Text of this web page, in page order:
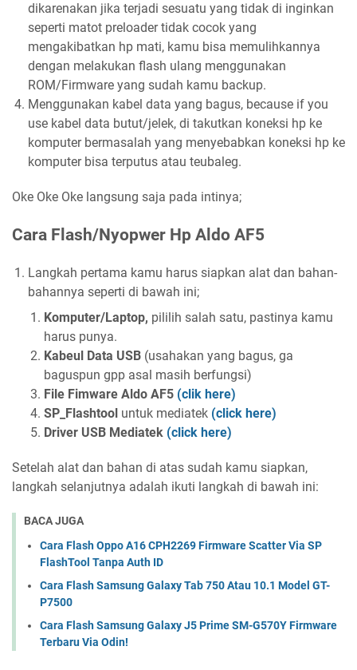
dikarenakan jika terjadi sesuatu yang tidak di inginkan
seperti matot preloader tidak cocok yang
mengakibatkan hp mati, kamu bisa memulihkannya
dengan melakukan flash ulang menggunakan
ROM/Firmware yang sudah kamu backup.
Menggunakan kabel data yang bagus, because if you
use kabel data butut/jelek, di takutkan koneksi hp ke
komputer bermasalah yang menyebabkan koneksi hp ke
komputer bisa terputus atau teubaleg.
Oke Oke Oke langsung saja pada intinya;
Cara Flash/Nyopwer Hp Aldo AF5
Langkah pertama kamu harus siapkan alat dan bahan-
bahannya seperti di bawah ini;
Komputer/Laptop, pililih salah satu, pastinya kamu
harus punya.
Kabeul Data USB (usahakan yang bagus, ga
baguspun gpp asal masih berfungsi)
File Fimware Aldo AF5 (clik here)
SP_Flashtool untuk mediatek (click here)
Driver USB Mediatek (click here)
Setelah alat dan bahan di atas sudah kamu siapkan,
langkah selanjutnya adalah ikuti langkah di bawah ini:
BACA JUGA
Cara Flash Oppo A16 CPH2269 Firmware Scatter Via SP
FlashTool Tanpa Auth ID
Cara Flash Samsung Galaxy Tab 750 Atau 10.1 Model GT-
P7500
Cara Flash Samsung Galaxy J5 Prime SM-G570Y Firmware
Terbaru Via Odin!